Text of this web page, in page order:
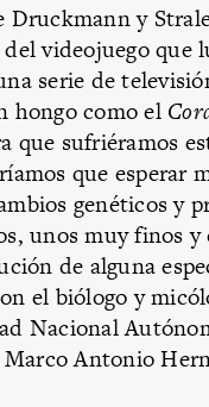
Druckmann y
videojuego que
serie de
hongo como el
que sufriéramos
que esperar
genéticos y
unos muy finos y
de alguna
el biólogo y
Nacional
Antonio